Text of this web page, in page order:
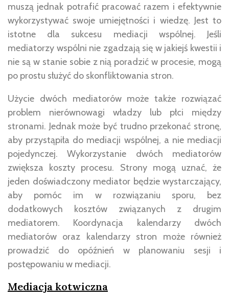
muszą jednak potrafić pracować razem i efektywnie
wykorzystywać swoje umiejętności i wiedzę. Jest to
istotne dla sukcesu mediacji wspólnej. Jeśli
mediatorzy wspólni nie zgadzają się w jakiejś kwestii i
nie są w stanie sobie z nią poradzić w procesie, mogą
po prostu służyć do skonfliktowania stron.
Użycie dwóch mediatorów może także rozwiązać
problem nierównowagi władzy lub płci między
stronami. Jednak może być trudno przekonać stronę,
aby przystąpiła do mediacji wspólnej, a nie mediacji
pojedynczej. Wykorzystanie dwóch mediatorów
zwiększa koszty procesu. Strony mogą uznać, że
jeden doświadczony mediator będzie wystarczający,
aby pomóc im w rozwiązaniu sporu, bez
dodatkowych kosztów związanych z drugim
mediatorem. Koordynacja kalendarzy dwóch
mediatorów oraz kalendarzy stron może również
prowadzić do opóźnień w planowaniu sesji i
postępowaniu w mediacji.
Mediacja kotwiczna